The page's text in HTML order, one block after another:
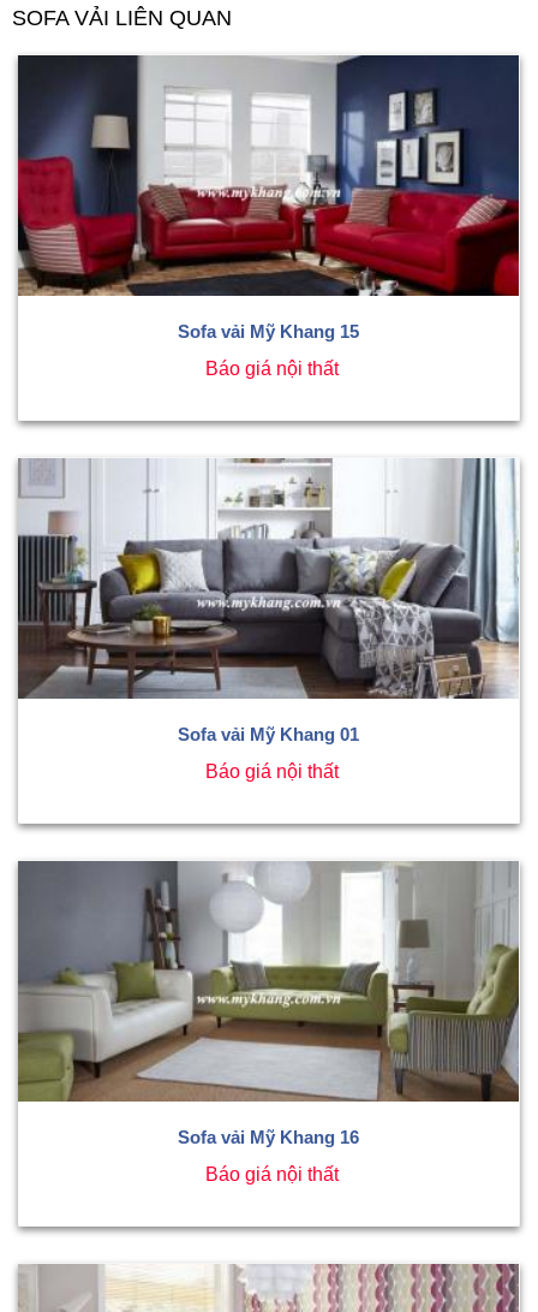
SOFA VẢI LIÊN QUAN
Sofa vải Mỹ Khang 15
Báo giá nội thất
Sofa vải Mỹ Khang 01
Báo giá nội thất
Sofa vải Mỹ Khang 16
Báo giá nội thất